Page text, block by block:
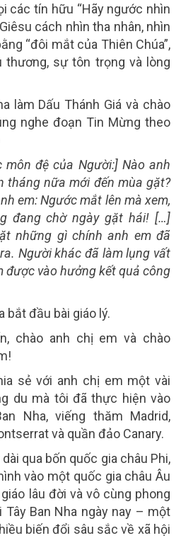
các tín hữu “Hãy ngước nhìn
cách nhìn tha nhân, nhìn
“đôi mắt của Thiên Chúa”,
thương, sự tôn trọng và lòng
làm Dấu Thánh Giá và chào
nghe đoạn Tin Mừng theo
đệ của Người:] Nào anh
tháng nữa mới đến mùa gặt?
em: Ngước mắt lên mà xem,
đang chờ ngày gặt hái! […]
những gì chính anh em đã
Người khác đã làm lụng vất
được vào hưởng kết quả công
bắt đầu bài giáo lý.
chào anh chị em và chào
sẻ với anh chị em một vài
du mà tôi đã thực hiện vào
Nha, viếng thăm Madrid,
và quần đảo Canary.
qua bốn quốc gia châu Phi,
vào một quốc gia châu Âu
lâu đời và vô cùng phong
Ban Nha ngày nay – một
biến đổi sâu sắc về xã hội